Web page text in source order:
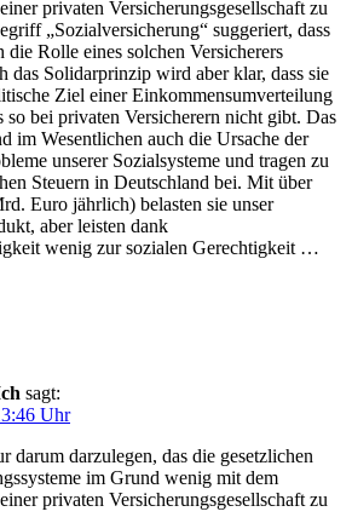
privaten Versicherungsgesellschaft zu
„Sozialversicherung“ suggeriert, dass
die Rolle eines solchen Versicherers
das Solidarprinzip wird aber klar, dass sie
Ziel einer Einkommensumverteilung
so bei privaten Versicherern nicht gibt. Das
im Wesentlichen auch die Ursache der
unserer Sozialsysteme und tragen zu
Steuern in Deutschland bei. Mit über
Euro jährlich) belasten sie unser
aber leisten dank
wenig zur sozialen Gerechtigkeit …
sagt:
Uhr
darum darzulegen, das die gesetzlichen
im Grund wenig mit dem
privaten Versicherungsgesellschaft zu